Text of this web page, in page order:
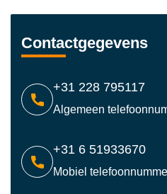
Contactgegevens
+31 228 795117
Algemeen
+31 6 51933670
Mobiel